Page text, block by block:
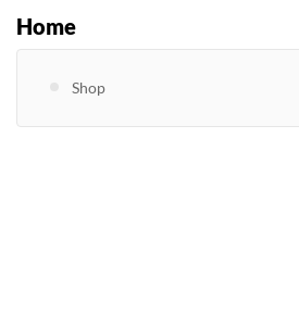
Home
Shop